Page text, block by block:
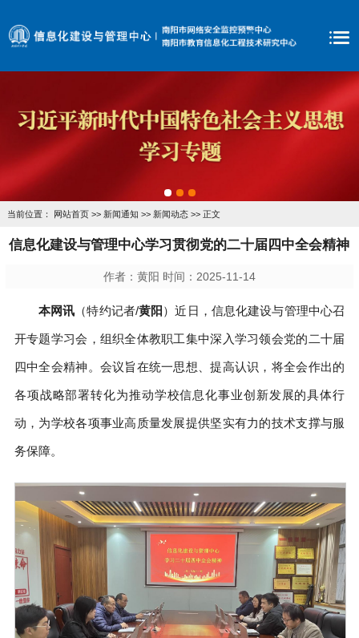
当前位置： 网站首页>> 新闻通知 >> 新闻动态>> 正文
信息化建设与管理中心学习贯彻党的二十届四中全会精神
作者：黄阳 时间：2025-11-14
本网讯 （特约记者/黄阳 ）近日，信息化建设与管理中心召
开专题学习会，组织全体教职工集中深入学习领会党的二十届
四中全会精神。会议旨在统一思想、提高认识，将全会作出的
各项战略部署转化为推动学校信息化事业创新发展的具体行
动，为学校各项事业高质量发展提供坚实有力的技术支撑与服
务保障。